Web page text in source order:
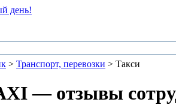
день!
> Транспорт, перевозки > Такси
— отзывы